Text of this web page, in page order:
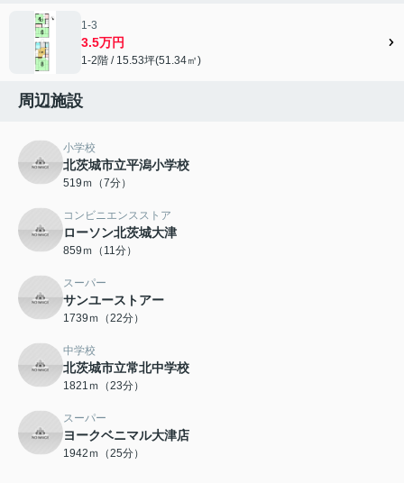
1-3
3.5万円
1-2階 / 15.53坪(51.34㎡)
周辺施設
小学校
北茨城市立平潟小学校
519ｍ（7分）
コンビニエンスストア
ローソン北茨城大津
859ｍ（11分）
スーパー
サンユーストアー
1739ｍ（22分）
中学校
北茨城市立常北中学校
1821ｍ（23分）
スーパー
ヨークベニマル大津店
1942ｍ（25分）